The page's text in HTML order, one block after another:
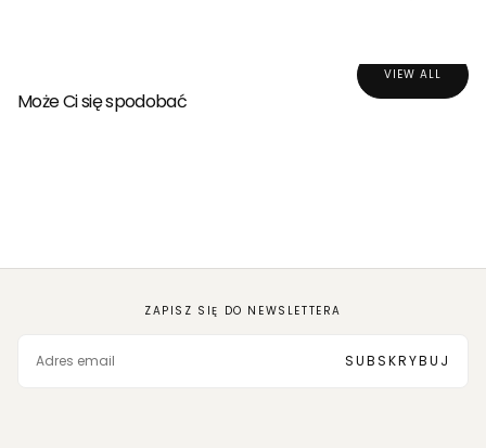
Może Ci się spodobać
VIEW ALL
ZAPISZ SIĘ DO NEWSLETTERA
SUBSKRYBUJ